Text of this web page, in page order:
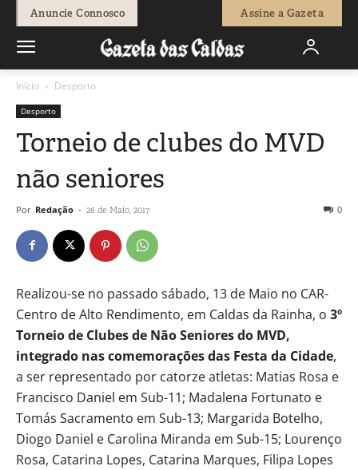
Anuncie Connosco Assine a Gazeta
Início Desporto
Desporto
Torneio de clubes do MVD
não seniores
Por Redação - 26 de Maio, 2017 0
Realizou-se no passado sábado, 13 de Maio no CAR-
Centro de Alto Rendimento, em Caldas da Rainha, o 3º
Torneio de Clubes de Não Seniores do MVD,
integrado nas comemorações das Festa da Cidade,
a ser representado por catorze atletas: Matias Rosa e
Francisco Daniel em Sub-11; Madalena Fortunato e
Tomás Sacramento em Sub-13; Margarida Botelho,
Diogo Daniel e Carolina Miranda em Sub-15; Lourenço
Rosa, Catarina Lopes, Catarina Marques, Filipa Lopes